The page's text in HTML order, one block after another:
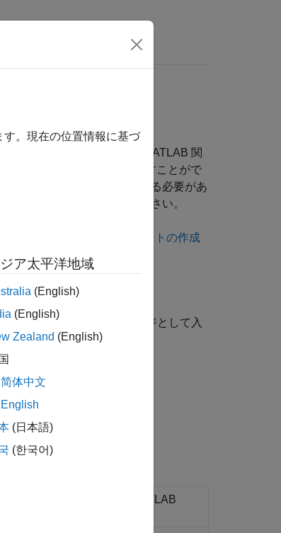
はリモート サーバー上で MATLAB 関
関数にスカラー値を渡すことがで
る MATLAB 配列型を使用する必要があ
を参照してください。
Server Python クライアントの作成
してください。
· PyPIで PyPI パッケージとして入
トされなくなりました。
a connection to a
MATLAB
。現在の位置情報に基づ
ア太平洋地域
(English)
(English)
Zealand (English)
简体中文
English
(日本語)
(한국어)